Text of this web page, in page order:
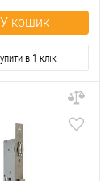
У кошик
в 1 клік